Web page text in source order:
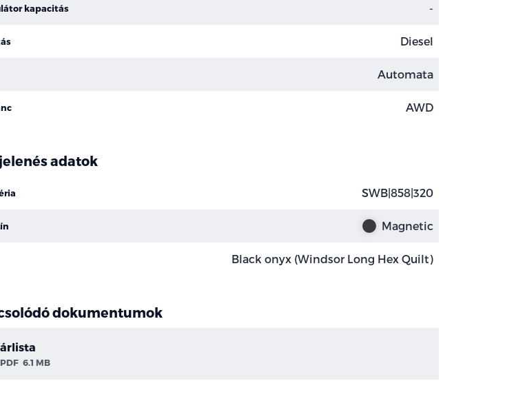
kapacitás -
Diesel
Automata
AWD
adatok
SWB|858|320
Magnetic
Black onyx (Windsor Long Hex Quilt)
dokumentumok
árlista
PDF 6.1 MB